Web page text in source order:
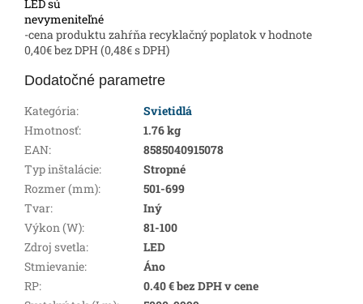
LED sú
nevymeniteľné
-cena produktu zahŕňa recyklačný poplatok v hodnote
0,40€ bez DPH (0,48€ s DPH)
Dodatočné parametre
Kategória:
Svietidlá
Hmotnosť:
1.76 kg
EAN:
8585040915078
Typ inštalácie:
Stropné
Rozmer (mm):
501-699
Tvar:
Iný
Výkon (W):
81-100
Zdroj svetla:
LED
Stmievanie:
Áno
RP:
0.40 € bez DPH v cene